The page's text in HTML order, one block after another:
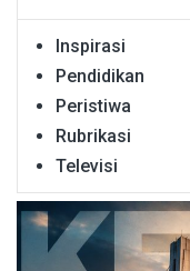
Inspirasi
Pendidikan
Peristiwa
Rubrikasi
Televisi